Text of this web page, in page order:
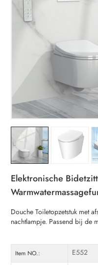
Elektronische
Douche Toiletopzetstuk met
nachtlampje. Passend bij de
Item NO.: E552